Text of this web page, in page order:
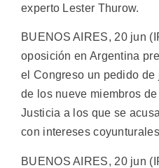
experto Lester Thurow.
BUENOS AIRES, 20 jun
oposición en Argentina
el Congreso un pedido
de los nueve miembros
Justicia a los que se
con intereses
BUENOS AIRES, 20 jun